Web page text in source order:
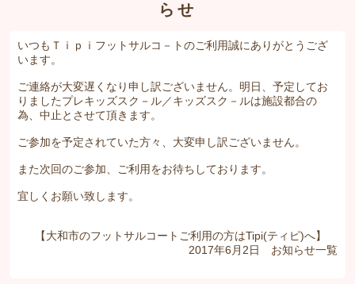
らせ
いつもＴｉｐｉフットサルコ－トのご利用誠にありがとうござ
います。
ご連絡が大変遅くなり申し訳ございません。明日、予定してお
りましたプレキッズスク－ル／キッズスク－ルは施設都合の
為、中止とさせて頂きます。
ご参加を予定されていた方々、大変申し訳ございません。
また次回のご参加、ご利用をお待ちしております。
宜しくお願い致します。
【大和市のフットサルコートご利用の方はTipi(ティピ)へ】
2017年6月2日 お知らせ一覧